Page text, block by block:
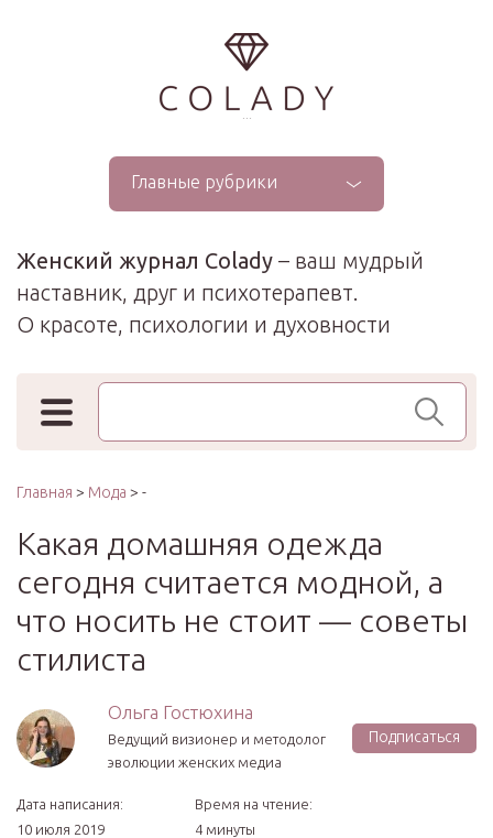
...
Главные рубрики
Женский журнал Colady – ваш мудрый
наставник, друг и психотерапевт.
О красоте, психологии и духовности
Поиск по сайту
Главная > Мода > -
Какая домашняя одежда
сегодня считается модной, а
что носить не стоит — советы
стилиста
Ольга Гостюхина
Ведущий визионер и методолог
эволюции женских медиа
Подписаться
Дата написания:
10 июля 2019
Время на чтение:
4 минуты